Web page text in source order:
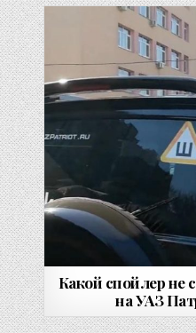
Какой спойлер не
на УАЗ